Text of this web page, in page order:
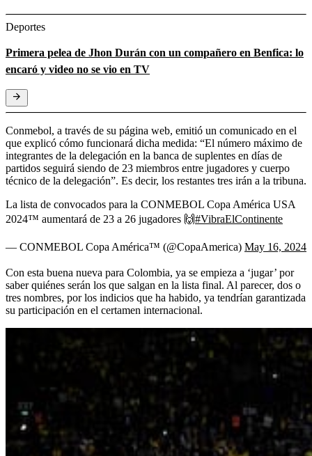
Deportes
Primera pelea de Jhon Durán con un compañero en Benfica: lo
encaró y video no se vio en TV
Conmebol, a través de su página web, emitió un comunicado en el
que explicó cómo funcionará dicha medida: “El número máximo de
integrantes de la delegación en la banca de suplentes en días de
partidos seguirá siendo de 23 miembros entre jugadores y cuerpo
técnico de la delegación”. Es decir, los restantes tres irán a la tribuna.
La lista de convocados para la CONMEBOL Copa América USA
2024™️ aumentará de 23 a 26 jugadores 🙌#VibraElContinente
— CONMEBOL Copa América™️ (@CopaAmerica) May 16, 2024
Con esta buena nueva para Colombia, ya se empieza a ‘jugar’ por
saber quiénes serán los que salgan en la lista final. Al parecer, dos o
tres nombres, por los indicios que ha habido, ya tendrían garantizada
su participación en el certamen internacional.